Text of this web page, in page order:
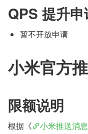
QPS 提升申
暂不开放申请
小米官方
限额说明
根据《 小米推送消